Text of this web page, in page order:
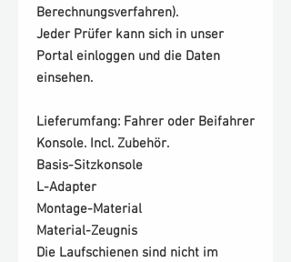
Berechnungsverfahren).
Jeder Prüfer kann sich in unser
Portal einloggen und die Daten
einsehen.
Lieferumfang: Fahrer oder Beifahrer
Konsole. Incl. Zubehör.
Basis-Sitzkonsole
L-Adapter
Montage-Material
Material-Zeugnis
Die Laufschienen sind nicht im